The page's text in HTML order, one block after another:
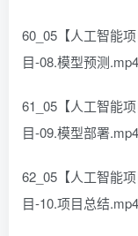
60_05【人工智能
目-08.模型预测.mp4
61_05【人工智能
目-09.模型部署.mp4
62_05【人工智能
目-10.项目总结.mp4